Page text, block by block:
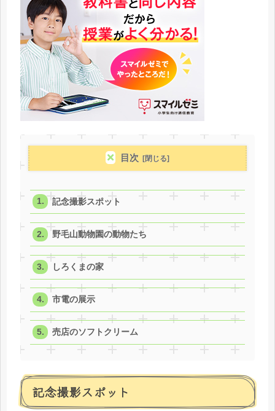
目次
記念撮影スポット
野毛山動物園の動物たち
しろくまの家
市電の展示
売店のソフトクリーム
記念撮影スポット